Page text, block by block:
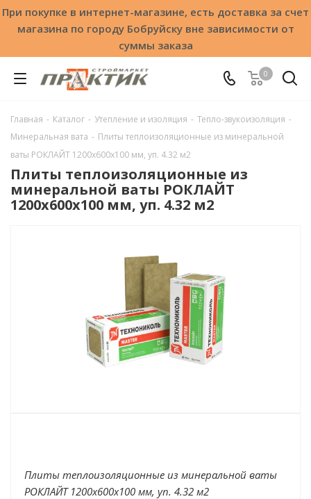
При покупке в интернет-магазине, есть доставка за счет
магазина по городу Бобруйску вне зависимости от
суммы заказа
0
Главная - Каталог - Утепление и изоляция - Тепло-звукоизоляция -
Минеральная вата - Плиты теплоизоляционные из минеральной
ваты РОКЛАЙТ 1200х600х100 мм, уп. 4.32 м2
Плиты теплоизоляционные из
минеральной ваты РОКЛАЙТ
1200х600х100 мм, уп. 4.32 м2
Плиты теплоизоляционные из минеральной ваты
РОКЛАЙТ 1200х600х100 мм, уп. 4.32 м2